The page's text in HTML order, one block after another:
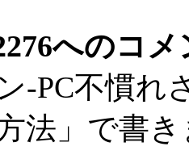
へのコメ
-PC不慣れ
法」で書